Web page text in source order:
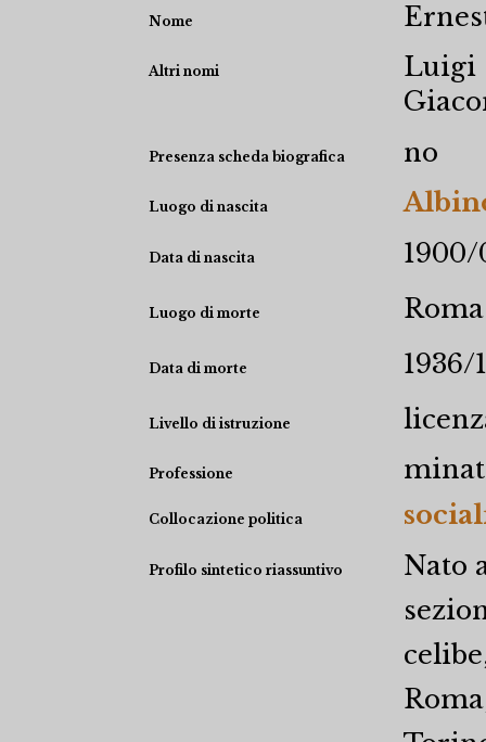
Nome
Altri nomi
Luigi
Presenza scheda biografica no
Luogo di nascita
Data di nascita
Luogo di morte Roma
Data di morte 1936/
Livello di istruzione
Professione
Collocazione politica
Profilo sintetico riassuntivo
Nato